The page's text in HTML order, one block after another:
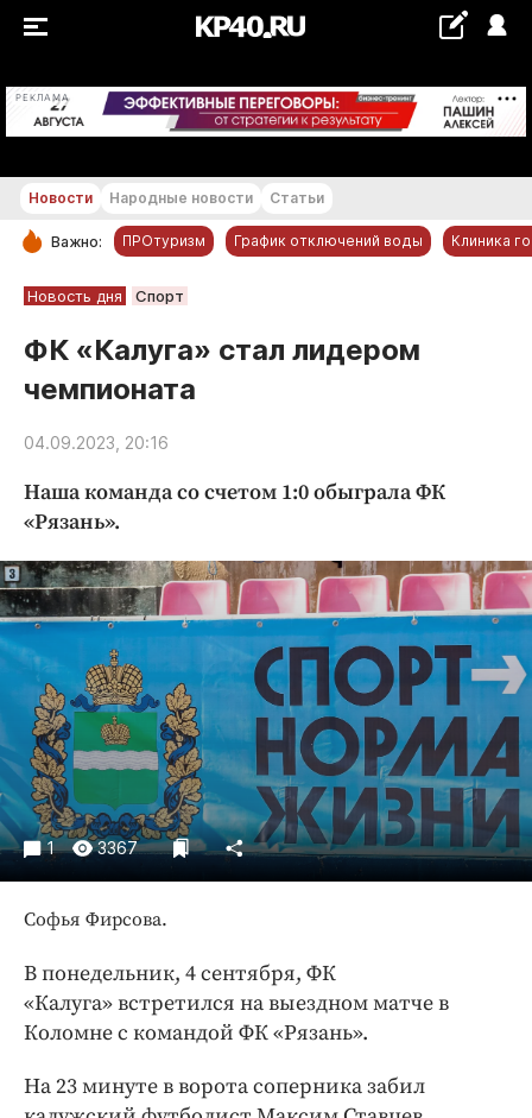
РЕКЛАМА +18...+19 °С
РУБРИКИ
Обнинск
Новости компаний
Статьи
Народные новости
Благоустройство
Культура
Недвижимость и ЖКХ
Образование
Общество
Погода
Праздники
Происшествия
Спорт
Экономика и бизнес
ПРОЕКТЫ
Блоги
Издания
Медиаперсона
Клиника года
Новости Народные новости Статьи
Важно: ПРОтуризм График отключений воды Клиника
Новость дня Спорт
ФК «Калуга» стал лидером
чемпионата
04.09.2023, 20:16
Наша команда со счетом 1:0 обыграла ФК
«Рязань».
1 3367
Софья Фирсова.
В понедельник, 4 сентября, ФК
«Калуга» встретился на выездном матче в
Коломне с командой ФК «Рязань».
На 23 минуте в ворота соперника забил